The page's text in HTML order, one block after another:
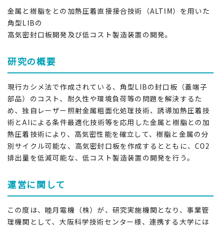
金属と樹脂をとの加熱圧着直接接合技術（ALTIM）を用いた
角型LIBの
高気密封口板開発及び低コスト製造装置の開発。
研究の概要
現行カシメ法で作成されている、角型LIBの封口板（蓋端子
部品）のコスト、耐久性や環境負荷等の問題を解決するた
め、独自レーザー照射金属粗面化処理技術、誘導加熱圧着技
術とAIによる条件最適化技術等を応用した金属と樹脂との加
熱圧着技術により、高気密性能を確立して、樹脂と金属の分
別サイクル可能な、高気密封口板を作成するとともに、CO2
排出量を低減可能な、低コスト製造装置の開発を行う。
運営に関して
この度は、睦月電機（株）が、研究実施機関となり、事業管
理機関として、大阪科学技術センター様、連携する大学には